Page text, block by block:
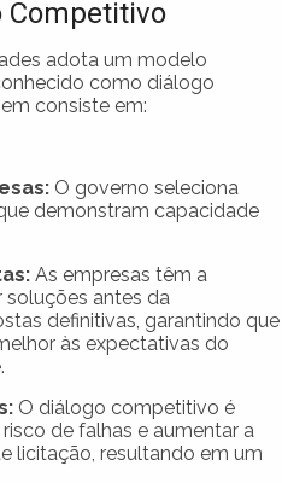
Competitivo
adota um modelo
como diálogo
consiste em:
O governo seleciona
demonstram capacidade
As empresas têm a
antes da
definitivas, garantindo que
às expectativas do
O diálogo competitivo é
de falhas e aumentar a
licitação, resultando em um